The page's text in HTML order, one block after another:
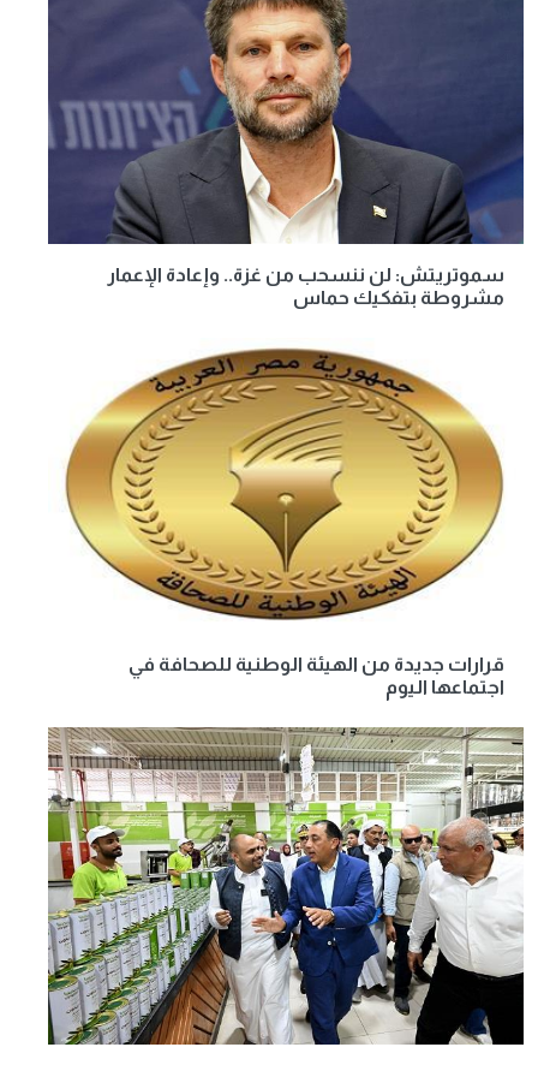
سموتريتش: لن ننسحب من غزة.. وإعادة الإعمار
مشروطة بتفكيك حماس
قرارات جديدة من الهيئة الوطنية للصحافة في
اجتماعها اليوم